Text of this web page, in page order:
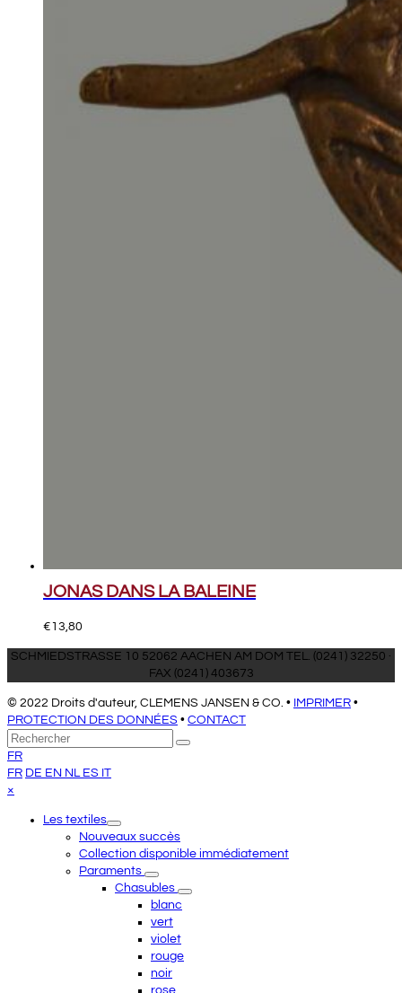
JONAS DANS LA BALEINE
€13,80
SCHMIEDSTRASSE 10 52062 AACHEN AM DOM TEL. (0241) 32250 ·
FAX (0241) 403673
© 2022 Droits d'auteur, CLEMENS JANSEN & CO. • IMPRIMER •
PROTECTION DES DONNÉES • CONTACT
Retour
au
sommet
Rechercher
Envoyer
FR
FR DE EN NL ES IT
×
menuLes textiles
Nouveaux succès
Collection disponible immédiatement
Paraments
Chasubles
blanc
vert
violet
rouge
noir
rose